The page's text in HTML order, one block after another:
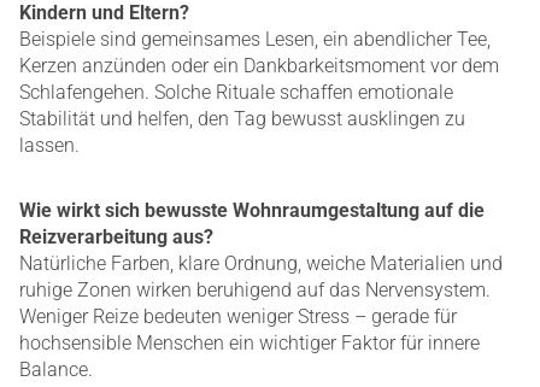
Kindern und Eltern?
Beispiele sind gemeinsames Lesen, ein abendlicher Tee,
Kerzen anzünden oder ein Dankbarkeitsmoment vor dem
Schlafengehen. Solche Rituale schaffen emotionale
Stabilität und helfen, den Tag bewusst ausklingen zu
lassen.
Wie wirkt sich bewusste Wohnraumgestaltung auf die
Reizverarbeitung aus?
Natürliche Farben, klare Ordnung, weiche Materialien und
ruhige Zonen wirken beruhigend auf das Nervensystem.
Weniger Reize bedeuten weniger Stress – gerade für
hochsensible Menschen ein wichtiger Faktor für innere
Balance.